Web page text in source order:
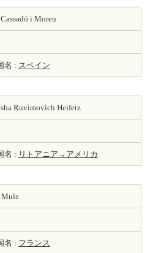
i Moreu
名 : スペイン
Ruvimovich Heifetz
名 : リトアニア→アメリカ
Mule
名 : フランス